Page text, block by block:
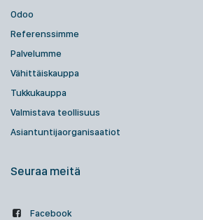
Odoo
Referenssimme
Palvelumme
Vähittäiskauppa
Tukkukauppa
Valmistava teollisuus
Asiantuntijaorganisaatiot
Seuraa meitä
Facebook